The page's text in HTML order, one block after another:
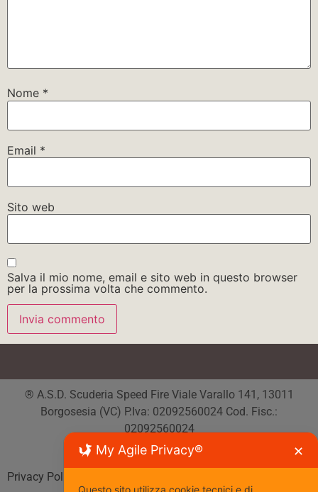
Nome *
Email *
Sito web
Salva il mio nome, email e sito web in questo browser
per la prossima volta che commento.
® A.S.D. Scuderia Speed Fire Viale Varallo 141, 13011
Borgosesia (VC) P.Iva: 02092560024 Cod. Fisc.:
02092560024
Tutti i diritti riservati
Privacy Policy
My Agile Privacy® ✕
Questo sito utilizza cookie tecnici e di